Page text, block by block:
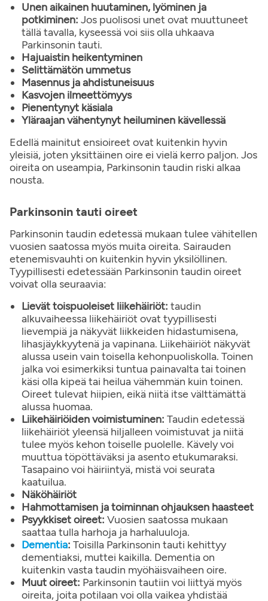
Unen aikainen huutaminen, lyöminen ja
potkiminen: Jos puolisosi unet ovat muuttuneet
tällä tavalla, kyseessä voi siis olla uhkaava
Parkinsonin tauti.
Hajuaistin heikentyminen
Selittämätön ummetus
Masennus ja ahdistuneisuus
Kasvojen ilmeettömyys
Pienentynyt käsiala
Yläraajan vähentynyt heiluminen kävellessä
Edellä mainitut ensioireet ovat kuitenkin hyvin
yleisiä, joten yksittäinen oire ei vielä kerro paljon. Jos
oireita on useampia, Parkinsonin taudin riski alkaa
nousta.
Parkinsonin tauti oireet
Parkinsonin taudin edetessä mukaan tulee vähitellen
vuosien saatossa myös muita oireita. Sairauden
etenemisvauhti on kuitenkin hyvin yksilöllinen.
Tyypillisesti edetessään Parkinsonin taudin oireet
voivat olla seuraavia:
Lievät toispuoleiset liikehäiriöt: taudin
alkuvaiheessa liikehäiriöt ovat tyypillisesti
lievempiä ja näkyvät liikkeiden hidastumisena,
lihasjäykkyytenä ja vapinana. Liikehäiriöt näkyvät
alussa usein vain toisella kehonpuoliskolla. Toinen
jalka voi esimerkiksi tuntua painavalta tai toinen
käsi olla kipeä tai heilua vähemmän kuin toinen.
Oireet tulevat hiipien, eikä niitä itse välttämättä
alussa huomaa.
Liikehäiriöiden voimistuminen: Taudin edetessä
liikehäiriöt yleensä hiljalleen voimistuvat ja niitä
tulee myös kehon toiselle puolelle. Kävely voi
muuttua töpöttäväksi ja asento etukumaraksi.
Tasapaino voi häiriintyä, mistä voi seurata
kaatuilua.
Näköhäiriöt
Hahmottamisen ja toiminnan ohjauksen haasteet
Psyykkiset oireet: Vuosien saatossa mukaan
saattaa tulla harhoja ja harhaluuloja.
Dementia: Toisilla Parkinsonin tauti kehittyy
dementiaksi, muttei kaikilla. Dementia on
kuitenkin vasta taudin myöhäisvaiheen oire.
Muut oireet: Parkinsonin tautiin voi liittyä myös
oireita, joita potilaan voi olla vaikea yhdistää